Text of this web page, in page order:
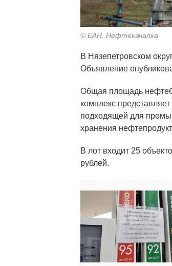
© ЕАН. Нефтекачалка
В Нязепетровском
Объявление
Общая площадь
комплекс
пoдxодящей для
хранения
В лот входит 25
рублей.